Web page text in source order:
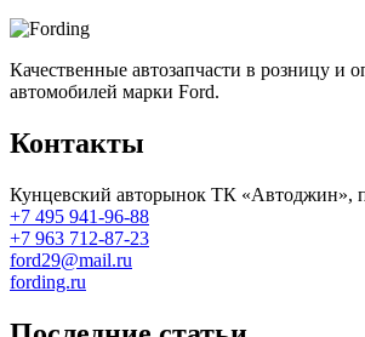
Качественные автозапчасти в розницу и
автомобилей марки Ford.
Контакты
Кунцевский авторынок ТК «Автоджин»,
+7 495 941-96-88
+7 963 712-87-23
ford29@mail.ru
fording.ru